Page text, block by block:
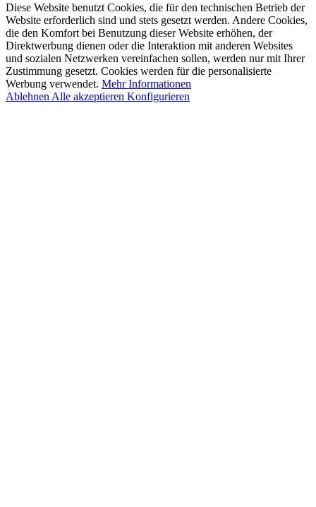
Diese Website benutzt Cookies, die für den technischen Betrieb der
Website erforderlich sind und stets gesetzt werden. Andere Cookies,
die den Komfort bei Benutzung dieser Website erhöhen, der
Direktwerbung dienen oder die Interaktion mit anderen Websites
und sozialen Netzwerken vereinfachen sollen, werden nur mit Ihrer
Zustimmung gesetzt. Cookies werden für die personalisierte
Werbung verwendet. Mehr Informationen
Ablehnen Alle akzeptieren Konfigurieren